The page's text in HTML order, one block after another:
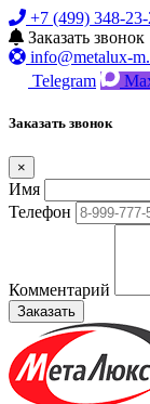
+7 (499) 348-
Заказать звонок
info@metalux-
Telegram
Заказать звонок
×
Имя
Телефон
Комментарий
Заказать